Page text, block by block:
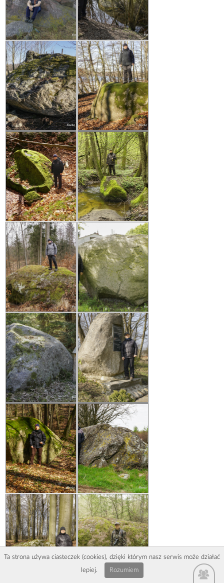
Ta strona używa ciasteczek (cookies), dzięki którym nasz serwis może działać
lepiej.
Rozumiem